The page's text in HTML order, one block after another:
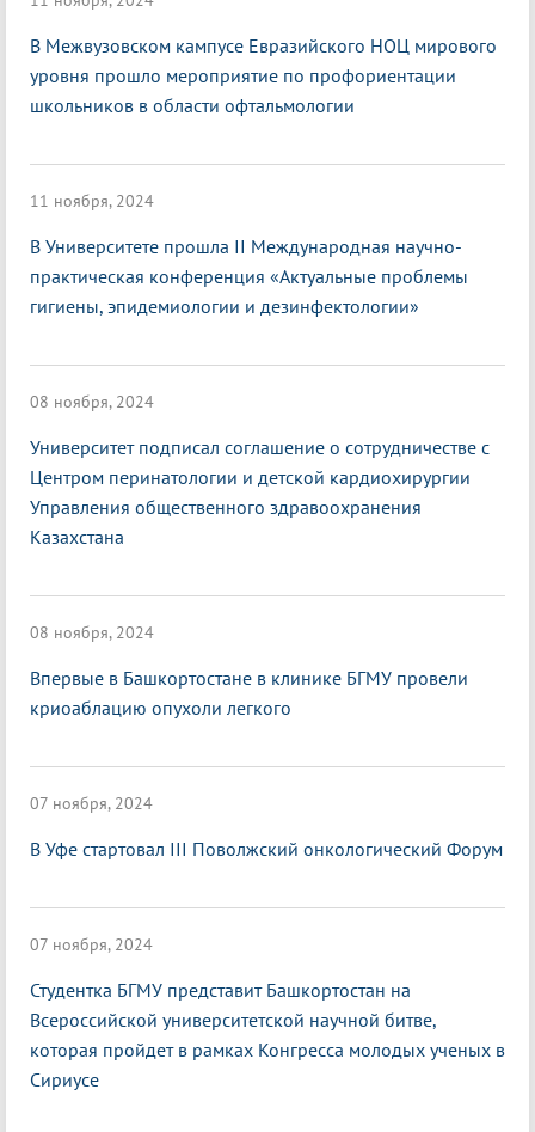
В Межвузовском кампусе Евразийского НОЦ мирового
уровня прошло мероприятие по профориентации
школьников в области офтальмологии
11 ноября, 2024
В Университете прошла II Международная научно-
практическая конференция «Актуальные проблемы
гигиены, эпидемиологии и дезинфектологии»
08 ноября, 2024
Университет подписал соглашение о сотрудничестве с
Центром перинатологии и детской кардиохирургии
Управления общественного здравоохранения
Казахстана
08 ноября, 2024
Впервые в Башкортостане в клинике БГМУ провели
криоаблацию опухоли легкого
07 ноября, 2024
В Уфе стартовал III Поволжский онкологический Форум
07 ноября, 2024
Студентка БГМУ представит Башкортостан на
Всероссийской университетской научной битве,
которая пройдет в рамках Конгресса молодых ученых в
Сириусе